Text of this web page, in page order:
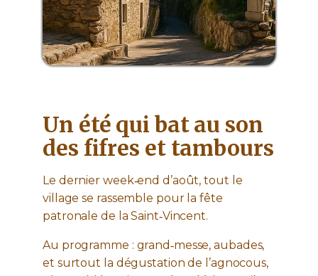
Un été qui bat au son
des fifres et tambours
Le dernier week‑end d’août, tout le
village se rassemble pour la fête
patronale de la Saint‑Vincent.
Au programme : grand‑messe, aubades,
et surtout la dégustation de l’agnocous,